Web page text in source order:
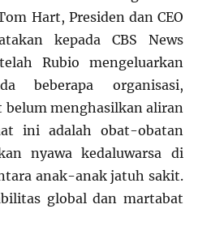
Hart, Presiden dan CEO
kepada CBS News
Rubio mengeluarkan
beberapa organisasi,
belum menghasilkan aliran
ini adalah obat-obatan
nyawa kedaluwarsa di
anak-anak jatuh sakit.
global dan martabat